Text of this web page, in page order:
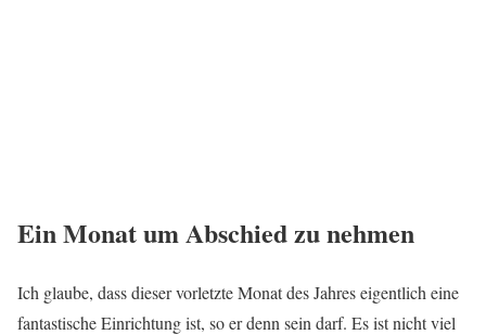
Ein Monat um Abschied zu nehmen
Ich glaube, dass dieser vorletzte Monat des Jahres eigentlich eine
fantastische Einrichtung ist, so er denn sein darf. Es ist nicht viel